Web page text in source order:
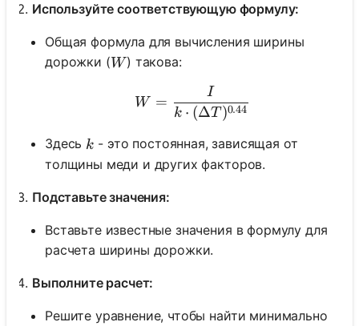
Используйте соответствующую формулу:
Общая формула для вычисления ширины
дорожки (W
W) такова:
W = \frac{I}{k \cdot
W =
k ⋅ (ΔT )0.44
I
Здесь k
k - это постоянная, зависящая от
толщины меди и других факторов.
Подставьте значения:
Вставьте известные значения в формулу для
расчета ширины дорожки.
Выполните расчет:
Решите уравнение, чтобы найти минимально